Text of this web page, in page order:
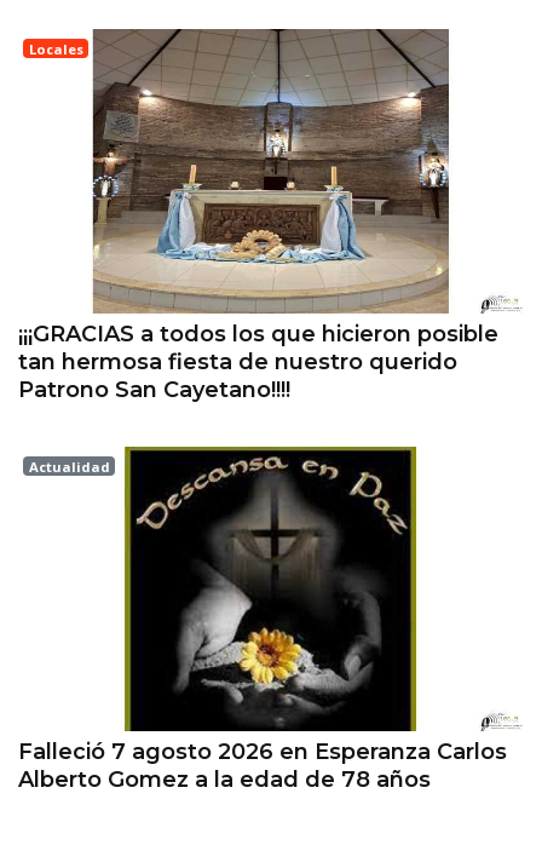
Locales
Esperanza
¡¡¡GRACIAS a todos los que hicieron posible
tan hermosa fiesta de nuestro querido
Patrono San Cayetano!!!!
Actualidad
Falleció 7 agosto 2026 en Esperanza Carlos
Alberto Gomez a la edad de 78 años